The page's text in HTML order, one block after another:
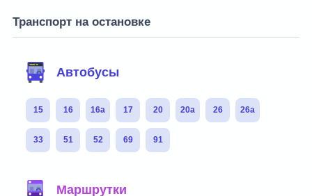
Транспорт на остановке
Автобусы
15 16 16а 17 20 20а 26 26а
33 51 52 69 91
Маршрутки